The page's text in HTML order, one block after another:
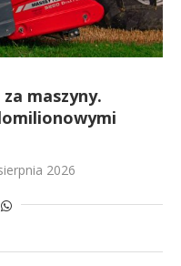
maszyny.
2026